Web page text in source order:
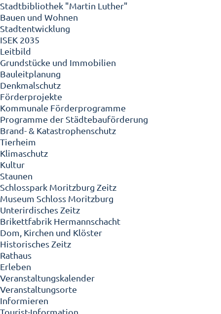
Stadtbibliothek "Martin Luther"
Bauen und Wohnen
Stadtentwicklung
ISEK 2035
Leitbild
Grundstücke und Immobilien
Bauleitplanung
Denkmalschutz
Förderprojekte
Kommunale Förderprogramme
Programme der Städtebauförderung
Brand- & Katastrophenschutz
Tierheim
Klimaschutz
Kultur
Staunen
Schlosspark Moritzburg Zeitz
Museum Schloss Moritzburg
Unterirdisches Zeitz
Brikettfabrik Hermannschacht
Dom, Kirchen und Klöster
Historisches Zeitz
Rathaus
Erleben
Veranstaltungskalender
Veranstaltungsorte
Informieren
Tourist-Information